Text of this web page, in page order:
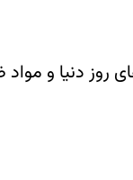
روز دنیا و